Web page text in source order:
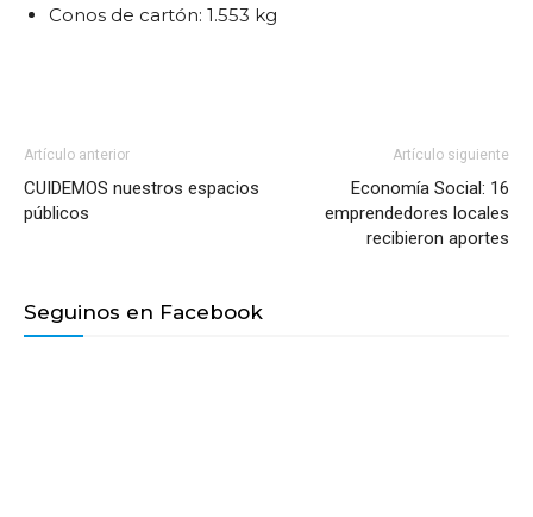
Conos de cartón: 1.553 kg
Artículo anterior
CUIDEMOS nuestros espacios
públicos
Artículo siguiente
Economía Social: 16
emprendedores locales
recibieron aportes
Seguinos en Facebook